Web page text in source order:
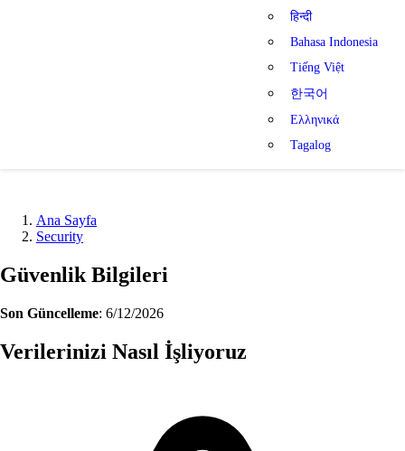
हिन्दी
Bahasa Indonesia
Tiếng Việt
한국어
Ελληνικά
Tagalog
Ana Sayfa
Security
Güvenlik Bilgileri
Son Güncelleme: 6/12/2026
Verilerinizi Nasıl İşliyoruz